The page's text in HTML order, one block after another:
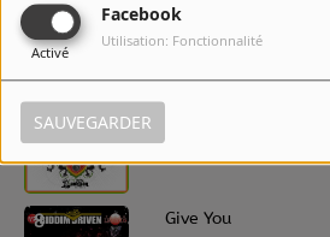
Facebook
Activé
Utilisation: Fonctionnalité
SAUVEGARDER
7
8 Give You